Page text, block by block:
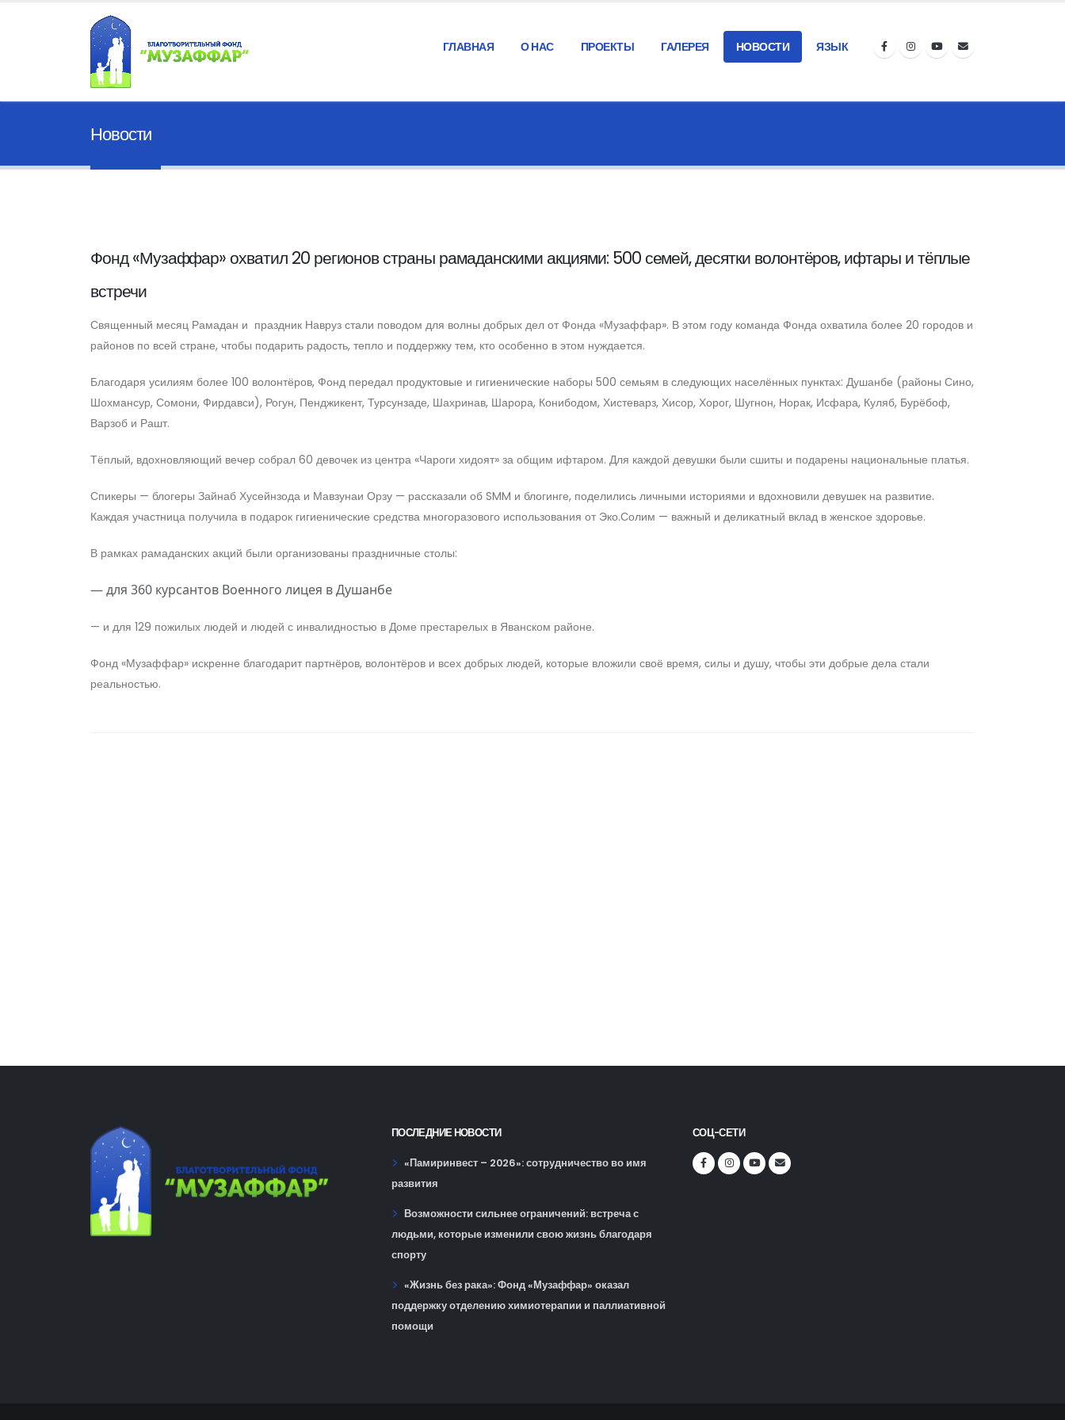
ГЛАВНАЯ О НАС ПРОЕКТЫ ГАЛЕРЕЯ НОВОСТИ ЯЗЫК
Новости
Фонд «Музаффар» охватил 20 регионов страны рамаданскими акциями: 500 семей, десятки волонтёров, ифтары и тёплые
встречи
Священный месяц Рамадан и праздник Навруз стали поводом для волны добрых дел от Фонда «Музаффар». В этом году команда Фонда охватила более 20 городов и
районов по всей стране, чтобы подарить радость, тепло и поддержку тем, кто особенно в этом нуждается.
Благодаря усилиям более 100 волонтёров, Фонд передал продуктовые и гигиенические наборы 500 семьям в следующих населённых пунктах: Душанбе (районы Сино,
Шохмансур, Сомони, Фирдавси), Рогун, Пенджикент, Турсунзаде, Шахринав, Шарора, Конибодом, Хистеварз, Хисор, Хорог, Шугнон, Норак, Исфара, Куляб, Бурёбоф,
Варзоб и Рашт.
Тёплый, вдохновляющий вечер собрал 60 девочек из центра «Чароги хидоят» за общим ифтаром. Для каждой девушки были сшиты и подарены национальные платья.
Спикеры — блогеры Зайнаб Хусейнзода и Мавзунаи Орзу — рассказали об SMM и блогинге, поделились личными историями и вдохновили девушек на развитие.
Каждая участница получила в подарок гигиенические средства многоразового использования от Эко.Солим — важный и деликатный вклад в женское здоровье.
В рамках рамаданских акций были организованы праздничные столы:
— для 360 курсантов Военного лицея в Душанбе
— и для 129 пожилых людей и людей с инвалидностью в Доме престарелых в Яванском районе.
Фонд «Музаффар» искренне благодарит партнёров, волонтёров и всех добрых людей, которые вложили своё время, силы и душу, чтобы эти добрые дела стали
реальностью.
ПОСЛЕДНИЕ НОВОСТИ
«Памиринвест – 2026»: сотрудничество во имя
развития
Возможности сильнее ограничений: встреча с
людьми, которые изменили свою жизнь благодаря
спорту
«Жизнь без рака»: Фонд «Музаффар» оказал
поддержку отделению химиотерапии и паллиативной
помощи
СОЦ-СЕТИ